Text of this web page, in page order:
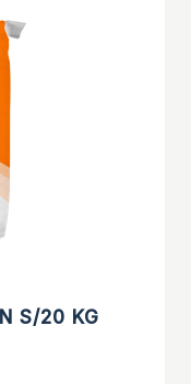
S/20 KG